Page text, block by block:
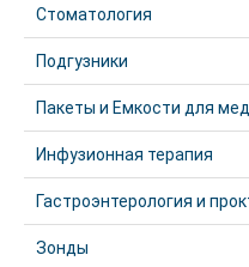
Стоматология
Подгузники
Пакеты и Емкости для
Инфузионная терапия
Гастроэнтерология и
Зонды